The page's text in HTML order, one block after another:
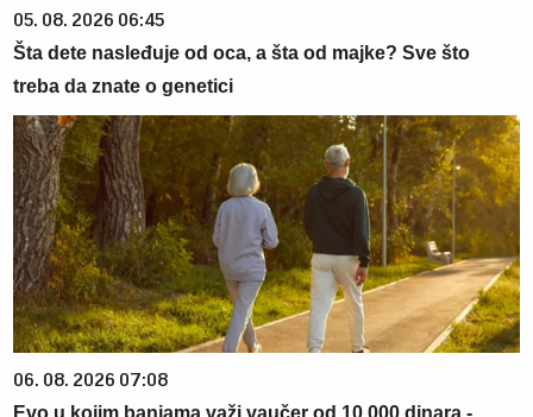
05. 08. 2026 06:45
Šta dete nasleđuje od oca, a šta od majke? Sve što
treba da znate o genetici
06. 08. 2026 07:08
Evo u kojim banjama važi vaučer od 10.000 dinara -